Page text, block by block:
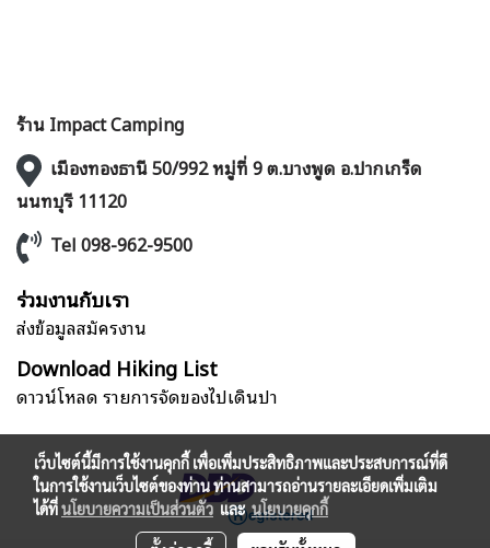
ร้าน Impact Camping
เมืองทองธานี 50/992 หมู่ที่ 9 ต.บางพูด อ.ปากเกร็ด
นนทบุรี 11120
Tel 098-962-9500
ร่วมงานกับเรา
ส่งข้อมูลสมัครงาน
Download Hiking List
ดาวน์โหลด รายการจัดของไปเดินป่า
เว็บไซต์นี้มีการใช้งานคุกกี้ เพื่อเพิ่มประสิทธิภาพและประสบการณ์ที่ดี
ในการใช้งานเว็บไซต์ของท่าน ท่านสามารถอ่านรายละเอียดเพิ่มเติม
ได้ที่นโยบายความเป็นส่วนตัวและนโยบายคุกกี้